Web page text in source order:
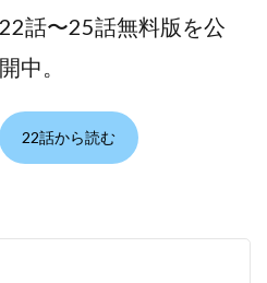
22話〜25話無料版を公
開中。
22話から読む